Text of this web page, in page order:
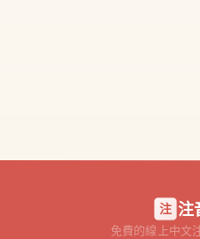
注 注
免費的線上中文